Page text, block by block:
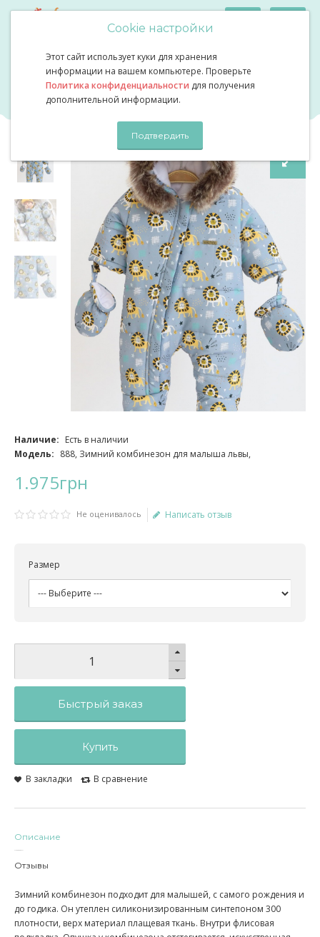
Cookie настройки
Этот сайт использует куки для хранения
информации на вашем компьютере. Проверьте
Политика конфиденциальности для получения
дополнительной информации.
Подтвердить
Зимний комбинезон для малыша львы
Зимний комбинезон для
малыша львы
Наличие: Есть в наличии
Модель: 888, Зимний комбинезон для малыша львы,
1 .975грн
Не оценивалось Написать отзыв
Размер
Быстрый заказ
Купить
В закладки В сравнение
Описание
Отзывы
Зимний комбинезон подходит для малышей, с самого рождения и
до годика. Он утеплен силиконизированным синтепоном 300
плотности, верх материал плащевая ткань. Внутри флисовая